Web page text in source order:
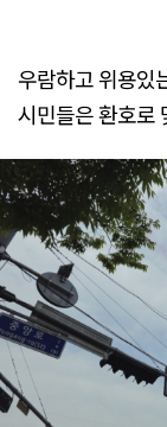
우람하고 위용있
시민들은 환호로